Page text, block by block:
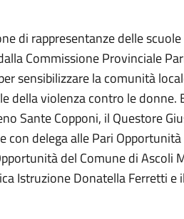
di rappresentanze delle
Commissione Provinciale
sensibilizzare la comunità
della violenza contro le donne.
Sante Copponi, il Questore
con delega alle Pari
del Comune di Ascoli
Istruzione Donatella Ferretti